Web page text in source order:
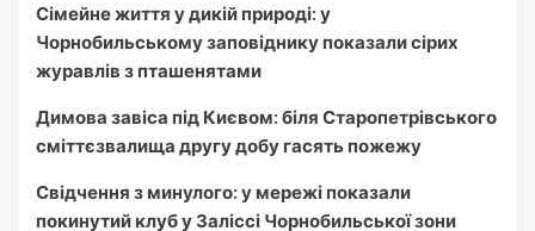
Сімейне життя у дикій природі: у
Чорнобильському заповіднику показали сірих
журавлів з пташенятами
Димова завіса під Києвом: біля Старопетрівського
сміттєзвалища другу добу гасять пожежу
Свідчення з минулого: у мережі показали
покинутий клуб у Заліссі Чорнобильської зони